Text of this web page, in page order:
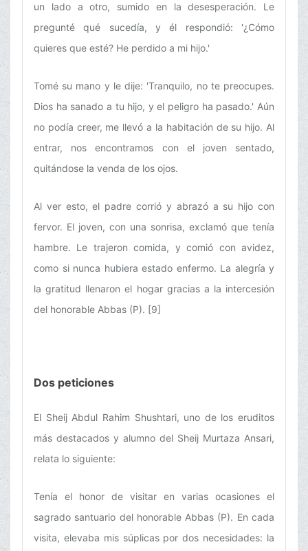
un lado a otro, sumido en la desesperación. Le
pregunté qué sucedía, y él respondió: '¿Cómo
quieres que esté? He perdido a mi hijo.'
Tomé su mano y le dije: 'Tranquilo, no te preocupes.
Dios ha sanado a tu hijo, y el peligro ha pasado.' Aún
no podía creer, me llevó a la habitación de su hijo. Al
entrar, nos encontramos con el joven sentado,
quitándose la venda de los ojos.
Al ver esto, el padre corrió y abrazó a su hijo con
fervor. El joven, con una sonrisa, exclamó que tenía
hambre. Le trajeron comida, y comió con avidez,
como si nunca hubiera estado enfermo. La alegría y
la gratitud llenaron el hogar gracias a la intercesión
del honorable Abbas (P). [9]
Dos peticiones
El Sheij Abdul Rahim Shushtari, uno de los eruditos
más destacados y alumno del Sheij Murtaza Ansari,
relata lo siguiente:
Tenía el honor de visitar en varias ocasiones el
sagrado santuario del honorable Abbas (P). En cada
visita, elevaba mis súplicas por dos necesidades: la